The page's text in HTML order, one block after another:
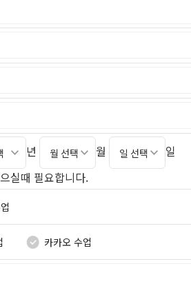
년 월
일
실때 필요합니다.
카카오 수업